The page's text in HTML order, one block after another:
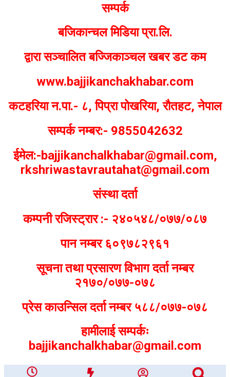
सम्पर्क
बजिकान्चल मिडिया प्रा.लि.
द्वारा सञ्चालित बज्जिकाञ्चल खबर डट कम
www.bajjikanchakhabar.com
कटहरिया न.पा.- ८, पिप्रा पोखरिया, रौतहट, नेपाल
सम्पर्क नम्बर:- 9855042632
ईमेल:-bajjikanchalkhabar@gmail.com,
rkshriwastavrautahat@gmail.com
संस्था दर्ता
कम्पनी रजिस्ट्रार :- २४०५४८/०७७/०८७
पान नम्बर ६०९७८२९६१
सूचना तथा प्रसारण विभाग दर्ता नम्बर
२१७०/०७७-०७८
प्रेस काउन्सिल दर्ता नम्बर ५८८/०७७-०७८
हामीलाई सम्पर्कः
bajjikanchalkhabar@gmail.com